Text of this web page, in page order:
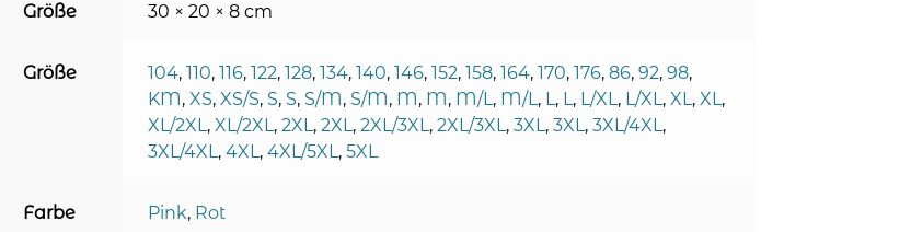
Größe 30 × 20 × 8 cm
Größe 104, 110, 116, 122, 128, 134, 140, 146, 152, 158, 164, 170, 176, 86, 92, 98,
KM, XS, XS/S, S, S, S/M, S/M, M, M, M/L , M/L , L , L , L/XL , L/XL , XL , XL ,
XL/2XL , XL/2XL , 2XL , 2XL , 2XL/3XL , 2XL/3XL , 3XL , 3XL , 3XL/4XL ,
3XL/4XL , 4XL , 4XL/5XL , 5XL
Farbe Pink, Rot